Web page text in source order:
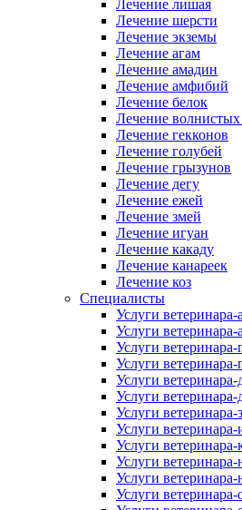
Лечение лишая
Лечение шерсти
Лечение экземы
Лечение агам
Лечение амадин
Лечение амфибий
Лечение белок
Лечение волнистых
Лечение гекконов
Лечение голубей
Лечение грызунов
Лечение дегу
Лечение ежей
Лечение змей
Лечение игуан
Лечение какаду
Лечение канареек
Лечение коз
Специалисты
Услуги ветеринара-
Услуги ветеринара-
Услуги ветеринара-
Услуги ветеринара-
Услуги ветеринара-
Услуги ветеринара-
Услуги ветеринара-
Услуги
Услуги ветеринара-
Услуги
Услуги ветеринара-
Услуги ветеринара-